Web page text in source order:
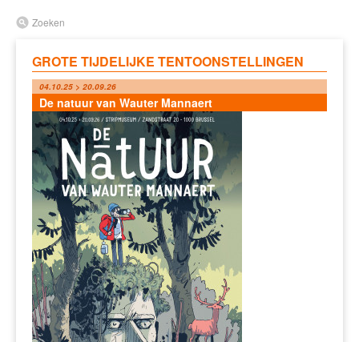
Zoeken
GROTE TIJDELIJKE TENTOONSTELLINGEN
04.10.25 > 20.09.26
De natuur van Wauter Mannaert